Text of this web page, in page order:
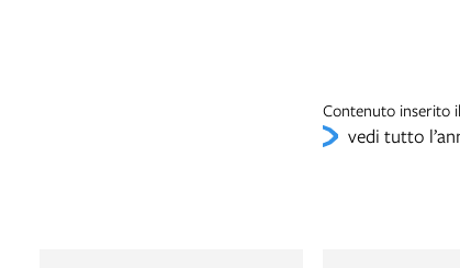
Contenuto inserito
vedi tutto